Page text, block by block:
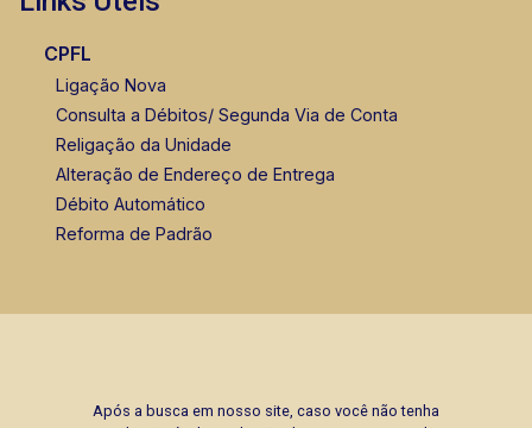
Marcos Antonio Ferreira
CRECI 82740 - Venda
Corretor(a) Online
CPFL
Ligação Nova
Consulta a Débitos/ Segunda Via de Conta
Religação da Unidade
Alteração de Endereço de Entrega
Débito Automático
Reforma de Padrão
Após a busca em nosso site, caso você não tenha